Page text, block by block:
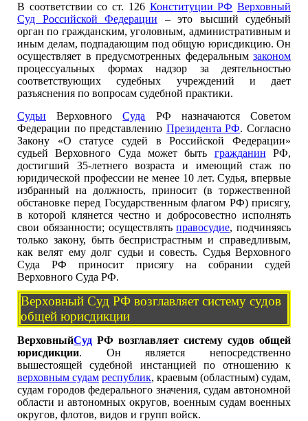
В соответствии со ст. 126 Конституции РФ Верховный
Суд Российской Федерации – это высший судебный
орган по гражданским, уголовным, административным и
иным делам, подпадающим под общую юрисдикцию. Он
осуществляет в предусмотренных федеральным законом
процессуальных формах надзор за деятельностью
соответствующих судебных учреждений и дает
разъяснения по вопросам судебной практики.
Судьи ВерховногоСуда РФ назначаются Советом
Федерации по представлению Президента РФ. Согласно
Закону «О статусе судей в Российской Федерации»
судьей Верховного Суда может быть гражданин РФ,
достигший 35-летнего возраста и имеющий стаж по
юридической профессии не менее 10 лет. Судья, впервые
избранный на должность, приносит (в торжественной
обстановке перед Государственным флагом РФ) присягу,
в которой клянется честно и добросовестно исполнять
свои обязанности; осуществлятьправосудие, подчиняясь
только закону, быть беспристрастным и справедливым,
как велят ему долг судьи и совесть. Судья Верховного
Суда РФ приносит присягу на собрании судей
Верховного Суда РФ.
Верховный Суд РФ возглавляет систему судов
общей юрисдикции
ВерховныйСуд РФ возглавляет систему судов общей
юрисдикции. Он является непосредственно
вышестоящей судебной инстанцией по отношению к
верховным судам республик, краевым (областным) судам,
судам городов федерального значения, судам автономной
области и автономных округов, военным судам военных
округов, флотов, видов и групп войск.